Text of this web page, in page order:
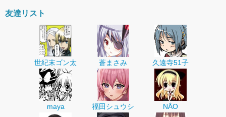
友達リスト
世紀末ゴン太 蒼まさみ 久遠寺51子
maya 福田シュウシ ΝÅΟ